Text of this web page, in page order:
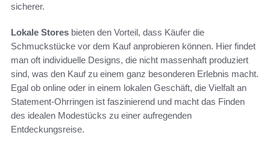
sicherer.
Lokale Stores bieten den Vorteil, dass Käufer die
Schmuckstücke vor dem Kauf anprobieren können. Hier findet
man oft individuelle Designs, die nicht massenhaft produziert
sind, was den Kauf zu einem ganz besonderen Erlebnis macht.
Egal ob online oder in einem lokalen Geschäft, die Vielfalt an
Statement-Ohrringen ist faszinierend und macht das Finden
des idealen Modestücks zu einer aufregenden
Entdeckungsreise.